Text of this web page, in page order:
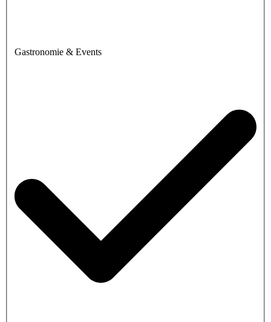
Gastronomie & Events